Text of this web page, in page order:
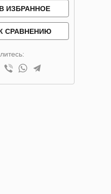
ИЗБРАННОЕ
СРАВНЕНИЮ